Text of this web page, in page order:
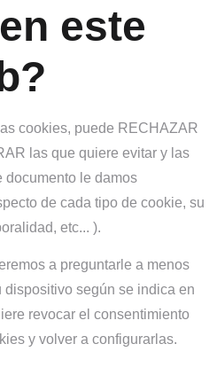
este
cookies, puede RECHAZAR
las que quiere evitar y las
documento le damos
de cada tipo de cookie, su
etc... ).
a preguntarle a menos
según se indica en
revocar el consentimiento
y volver a configurarlas.